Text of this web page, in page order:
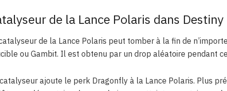
de la Lance Polaris dans Destiny
de la Lance Polaris peut tomber à la fin de
ou Gambit. Il est obtenu par un drop aléatoire pendant
ajoute le perk Dragonfly à la Lance Polaris. Plus